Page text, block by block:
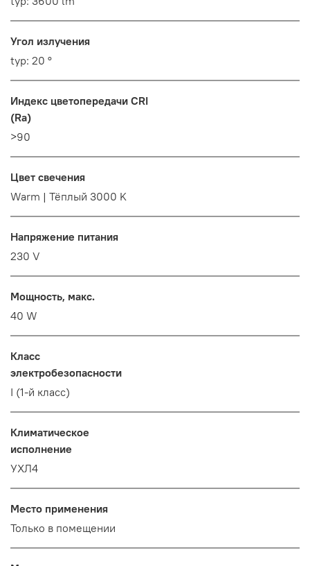
Угол излучения
typ: 20 °
Индекс цветопередачи CRI
(Ra)
>90
Цвет свечения
Warm | Тёплый 3000 K
Напряжение питания
230 V
Мощность, макс.
40 W
Класс
электробезопасности
I (1-й класс)
Климатическое
исполнение
УХЛ4
Место применения
Только в помещении